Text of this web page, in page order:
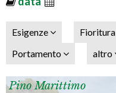
Esigenze Fioritura
Portamento
altro
Pino Marittimo